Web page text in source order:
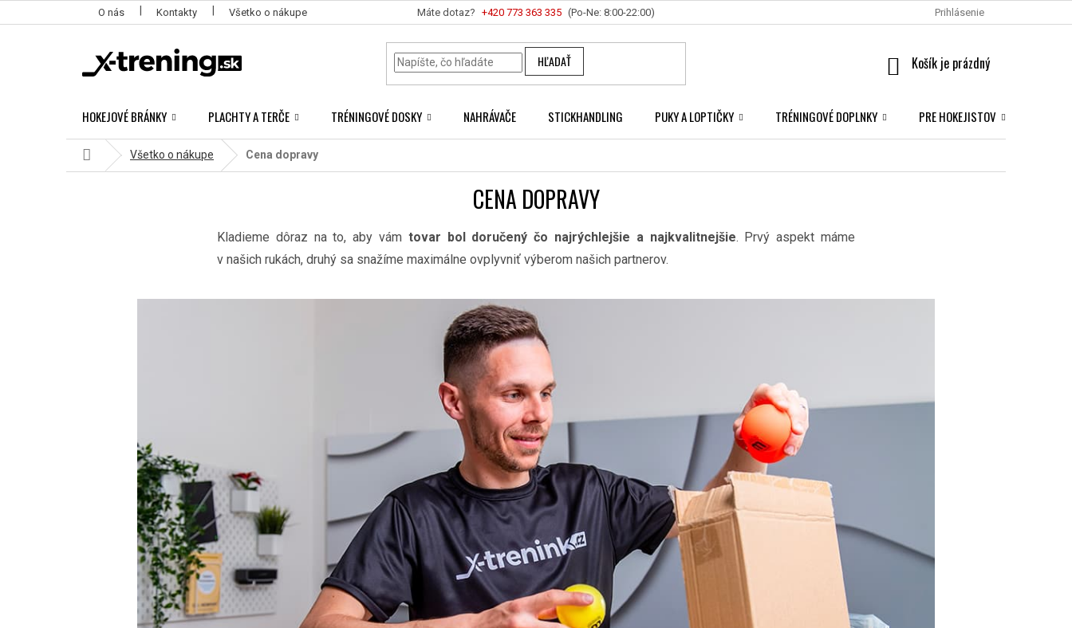
na
+420 ‭773 363 335
O nás Kontakty Všetko o nákupe Prihlásenie
HĽADAŤ
NÁKUPNÝ
HOKEJOVÉ BRÁNKY PLACHTY A TERČE TRÉNINGOVÉ DOSKY NAHRÁVAČE STICKHANDLING PUKY A LOPTIČKY TRÉNINGOVÉ DOPLNKY PRE HOKEJISTOV
DomovVšetko o nákupe Cena dopravy
CENA DOPRAVY
Kladieme dôraz na to, aby vám tovar bol doručený čo najrýchlejšie a najkvalitnejšie. Prvý aspekt máme
v našich rukách, druhý sa snažíme maximálne ovplyvniť výberom našich partnerov.